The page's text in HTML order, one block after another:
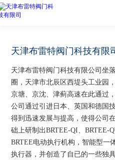
天津布雷特阀门科技有限
天津布雷特阀门科技有限公司坐
圈，天津市北辰区西堤头工业园
京塘、京沈、津蓟高速在此通过
公司通过引进日本、英国和德国
得到迅速发展与提高，使得公司
础上研制出BRTEE-QI、BRTEE-
BRTEE电动执行机构，智能型一
执行器，并创造了自已的一些独